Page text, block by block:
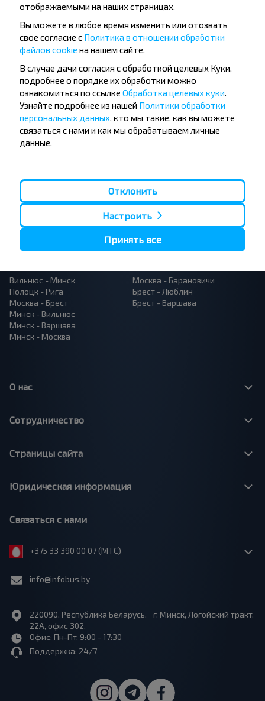
Минск - Несвиж
Минск - Могилёв
Минск - Пинск
Минск - Брест
Минск - Бобруйск
Минск - Барановичи
Брест - Тересполь
Брест - Беловежская Пуща
Варшава - Минск
Санкт-Петербург - Минск
Вильнюс - Минск
Полоцк - Рига
Москва - Брест
Минск - Вильнюс
Минск - Варшава
Минск - Москва
Москва - Барановичи
Брест - Люблин
Брест - Варшава
О нас
Сотрудничество
Страницы сайта
Юридическая информация
Связаться с нами
+375 33 390 00 07 (МТС)
info@infobus.by
220090, Республика Беларусь, г. Минск, Логойский тракт,
22А, офис 302.
Офис: Пн-Пт, 9:00 - 17:30
Поддержка: 24/7
отображаемыми на наших страницах.
Вы можете в любое время изменить или отозвать
свое согласие с Политика в отношении обработки
файлов cookie на нашем сайте.
В случае дачи согласия с обработкой целевых Куки,
подробнее о порядке их обработки можно
ознакомиться по ссылке Обработка целевых куки.
Узнайте подробнее из нашей Политики обработки
персональных данных, кто мы такие, как вы можете
связаться с нами и как мы обрабатываем личные
данные.
Отклонить
Настроить
Принять все